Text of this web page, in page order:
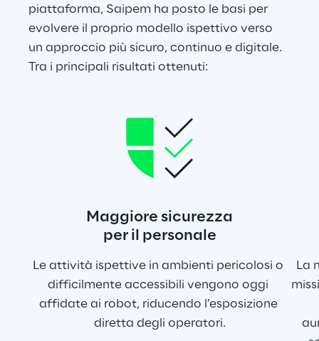
piattaforma, Saipem ha posto le basi per
evolvere il proprio modello ispettivo verso
un approccio più sicuro, continuo e digitale.
Tra i principali risultati ottenuti:
Maggiore sicurezza
per il personale
Le attività ispettive in ambienti pericolosi o
difficilmente accessibili vengono oggi
affidate ai robot, riducendo l’esposizione
diretta degli operatori.
La